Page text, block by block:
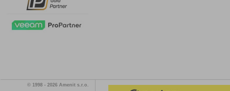
© 1998 - 2026 Amenit s.r.o.